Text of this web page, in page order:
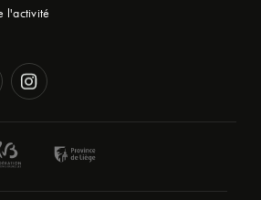
l'activité